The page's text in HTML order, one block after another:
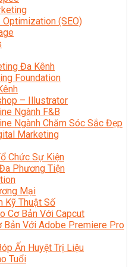
Optimization (SEO)
Đa Kênh
Foundation
– Illustrator
Ngành F&B
Ngành Chăm Sóc Sắc Đẹp
Marketing
Chức Sự Kiện
Phương Tiện
Mại
Kỹ Thuật Số
Cơ Bản Với Capcut
Bản Với Adobe Premiere Pro
Ấn Huyệt Trị Liệu
Tuổi